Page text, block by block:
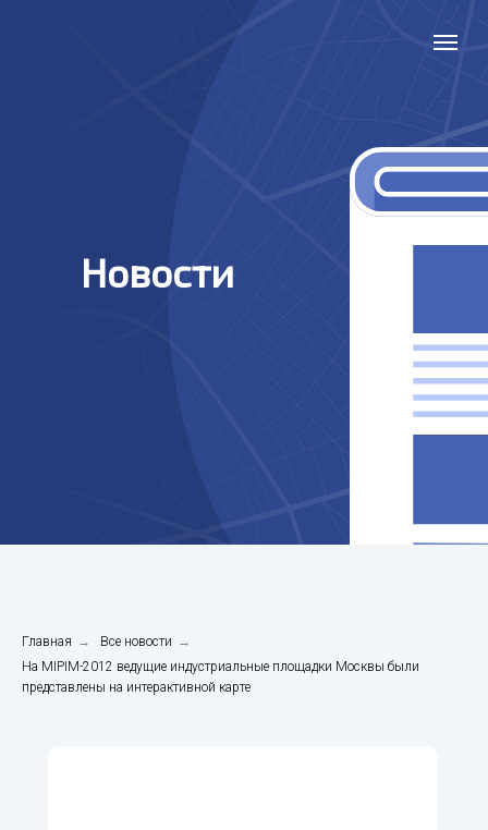
Новости
Главная → Все новости →
На MIPIM-2012 ведущие индустриальные площадки Москвы были
представлены на интерактивной карте